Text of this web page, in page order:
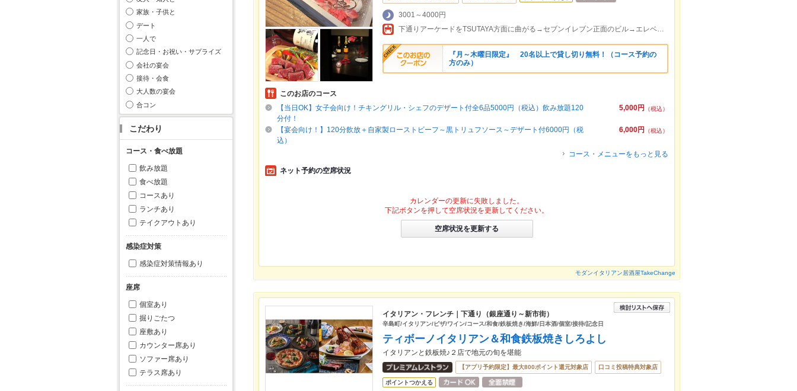
家族・子供と
デート
一人で
記念日・お祝い・サプライズ
会社の宴会
接待・会食
大人数の宴会
合コン
こだわり
コース・食べ放題
飲み放題
食べ放題
コースあり
ランチあり
テイクアウトあり
感染症対策
感染症対策情報あり
座席
個室あり
掘りごたつ
座敷あり
カウンター席あり
ソファー席あり
テラス席あり
3001～4000円
下通りアーケードをTSUTAYA方面に曲がる→セブンイレブン正面のビル→エレベーターで9階へ【駕町通】
『月～木曜日限定』 20名以上で貸し切り無料！（コース予約の
方のみ）
このお店のコース
5,000円
（税込）
【当日OK】女子会向け！チキングリル・シェフのデザート付全6品5000円（税込）飲み放題120
分付！
6,000円
（税込）
【宴会向け！】120分飲放＋自家製ローストビーフ～黒トリュフソース～デザート付6000円（税
込）
コース・メニューをもっと見る
ネット予約の空席状況
カレンダーの更新に失敗しました。
下記ボタンを押して空席状況を更新してください。
空席状況を更新する
モダンイタリアン居酒屋TakeChange
イタリアン・フレンチ｜下通り（銀座通り～新市街）
辛島町/イタリアン/ピザ/ワイン/コース/和食/鉄板焼き/海鮮/日本酒/個室/接待/記念日
ティボーノイタリアン＆和食鉄板焼きしろよし
イタリアンと鉄板焼♪２店で地元の旬を堪能
【アプリ予約限定】最大800ポイント還元対象店 口コミ投稿特典対象店
ポイントつかえる